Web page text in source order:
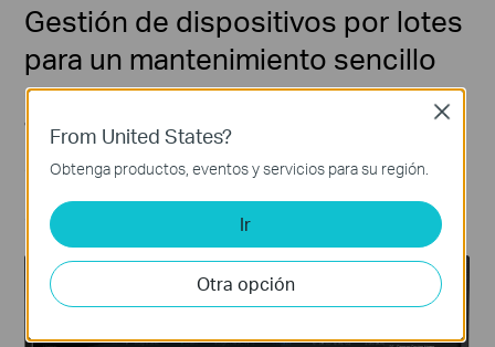
Gestión de dispositivos por lotes
para un mantenimiento sencillo
Gestionefácilmenteun gran número de dispositivos
a través de una interfaz unificada, desde la
inicialización del dispositivo hasta las actualizaciones
del sistema, lo que simplifica las tareas de
operativa.
From United States?
Obtenga productos, eventos y servicios para su región.
Ir
Otra opción
Close